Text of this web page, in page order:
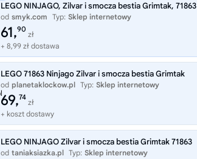
LEGO NINJAGO, Zilvar i smocza bestia Grimtak, 71863
od smyk.com Typ: Sklep internetowy
61,90
zł
+ 8,99 zł dostawa
LEGO 71863 Ninjago Zilvar i smocza bestia Grimtak
od planetaklockow.pl Typ: Sklep internetowy
69,74
zł
+ koszt dostawy
LEGO NINJAGO Zilvar i smocza bestia Grimtak 71863
od taniaksiazka.pl Typ: Sklep internetowy